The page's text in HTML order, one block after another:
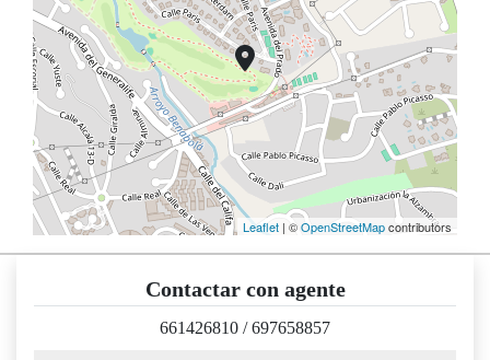
Leaflet | ©OpenStreetMapcontributors
Contactar con agente
661426810 /697658857